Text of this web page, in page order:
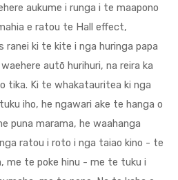
aukume i runga i te maapono
e ratou te Hall effect,
ki te kite i nga huringa papa
autō hurihuri, na reira ka
tika. Ki te whakatauritea ki nga
iho, he ngawari ake te hanga o
puna marama, he waahanga
ratou i roto i nga taiao kino - te
me te poke hinu - me te tuku i